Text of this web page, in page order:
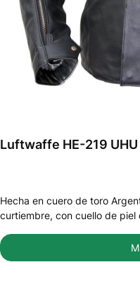
Luftwaffe HE-219
Hecha en cuero de toro
curtiembre, con cuello de piel